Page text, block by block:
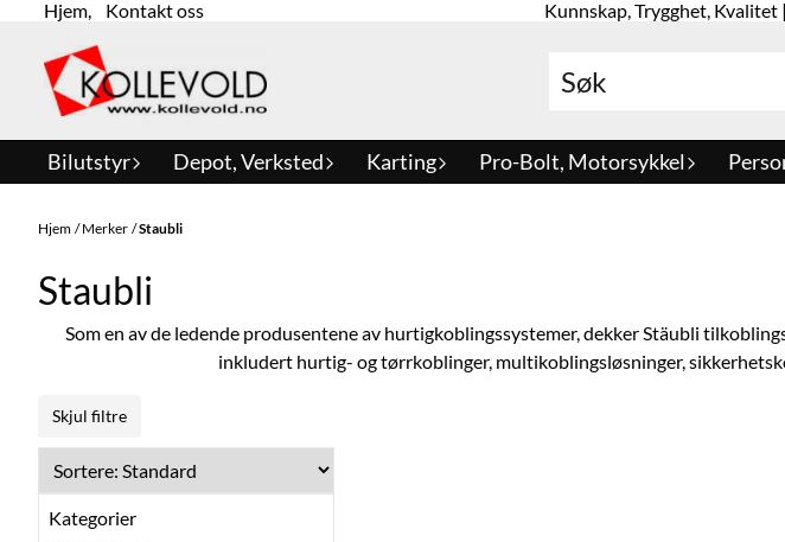
Hopp til innhold
Hjem, Kontakt oss Kunnskap, Trygghet, Kvalitet
Bilutstyr Depot, Verksted Karting Pro-Bolt, Motorsykkel
Hjem /Merker /Staubli
Staubli
Som en av de ledende produsentene av hurtigkoblingssystemer, dekker Stäubli
inkludert hurtig- og tørrkoblinger, multikoblingsløsninger,
Skjul filtre
Kategorier